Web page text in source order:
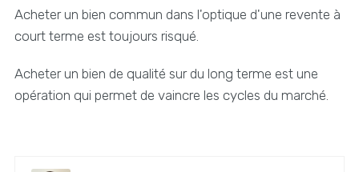
Acheter un bien commun dans l'optique d'une revente à
court terme est toujours risqué.
Acheter un bien de qualité sur du long terme est une
opération qui permet de vaincre les cycles du marché.